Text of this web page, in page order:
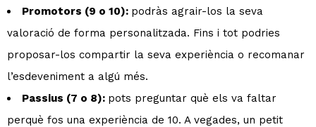
Promotors (9 o 10): podràs agrair-los la seva
valoració de forma personalitzada. Fins i tot podries
proposar-los compartir la seva experiència o recomanar
l’esdeveniment a algú més.
Passius (7 o 8): pots preguntar què els va faltar
perquè fos una experiència de 10. A vegades, un petit